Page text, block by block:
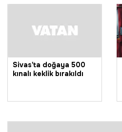
Sivas'ta doğaya 500
kınalı keklik bırakıldı